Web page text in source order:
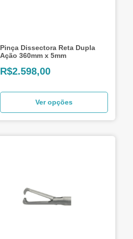
Pinça Dissectora Reta Dupla
Ação 360mm x 5mm
R$2.598,00
Ver opções